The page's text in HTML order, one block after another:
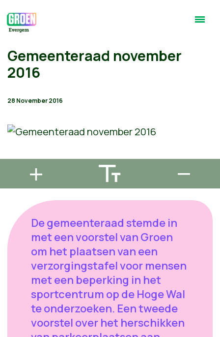
Gemeenteraad november
2016
28 November 2016
De gemeenteraad stemde in
met een voorstel van Groen
om het plaatsen van een
verzorgingstafel voor mensen
met een beperking in het
sportcentrum op de Hoge Wal
te onderzoeken. Een tweede
voorstel over het herschikken